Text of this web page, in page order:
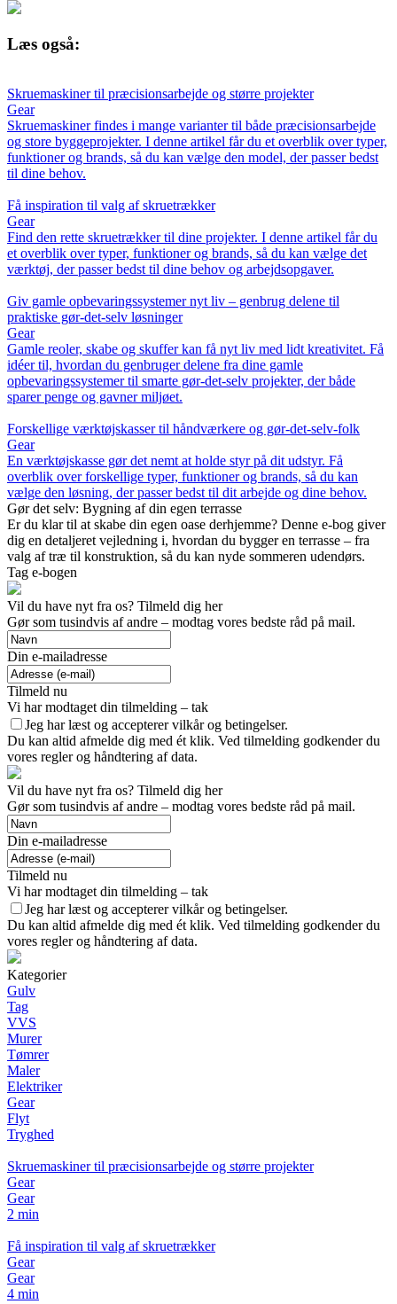
Læs også:
Skruemaskiner til præcisionsarbejde og større projekter
Gear
Skruemaskiner findes i mange varianter til både præcisionsarbejde
og store byggeprojekter. I denne artikel får du et overblik over typer,
funktioner og brands, så du kan vælge den model, der passer bedst
til dine behov.
Få inspiration til valg af skruetrækker
Gear
Find den rette skruetrækker til dine projekter. I denne artikel får du
et overblik over typer, funktioner og brands, så du kan vælge det
værktøj, der passer bedst til dine behov og arbejdsopgaver.
Giv gamle opbevaringssystemer nyt liv – genbrug delene til
praktiske gør-det-selv løsninger
Gear
Gamle reoler, skabe og skuffer kan få nyt liv med lidt kreativitet. Få
idéer til, hvordan du genbruger delene fra dine gamle
opbevaringssystemer til smarte gør-det-selv projekter, der både
sparer penge og gavner miljøet.
Forskellige værktøjskasser til håndværkere og gør-det-selv-folk
Gear
En værktøjskasse gør det nemt at holde styr på dit udstyr. Få
overblik over forskellige typer, funktioner og brands, så du kan
vælge den løsning, der passer bedst til dit arbejde og dine behov.
Gør det selv: Bygning af din egen terrasse
Er du klar til at skabe din egen oase derhjemme? Denne e-bog giver
dig en detaljeret vejledning i, hvordan du bygger en terrasse – fra
valg af træ til konstruktion, så du kan nyde sommeren udendørs.
Tag e-bogen
Vil du have nyt fra os? Tilmeld dig her
Gør som tusindvis af andre – modtag vores bedste råd på mail.
Din e-mailadresse
Tilmeld nu
Vi har modtaget din tilmelding – tak
Jeg har læst og accepterer vilkår og betingelser.
Du kan altid afmelde dig med ét klik. Ved tilmelding godkender du
vores regler og håndtering af data.
Vil du have nyt fra os? Tilmeld dig her
Gør som tusindvis af andre – modtag vores bedste råd på mail.
Din e-mailadresse
Tilmeld nu
Vi har modtaget din tilmelding – tak
Jeg har læst og accepterer vilkår og betingelser.
Du kan altid afmelde dig med ét klik. Ved tilmelding godkender du
vores regler og håndtering af data.
Kategorier
Gulv
Tag
VVS
Murer
Tømrer
Maler
Elektriker
Gear
Flyt
Tryghed
Skruemaskiner til præcisionsarbejde og større projekter
Gear
Gear
2 min
Få inspiration til valg af skruetrækker
Gear
Gear
4 min